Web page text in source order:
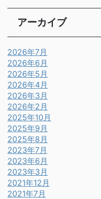
アーカイブ
2026年7月
2026年6月
2026年5月
2026年4月
2026年3月
2026年2月
2025年10月
2025年9月
2025年8月
2023年7月
2023年6月
2023年3月
2021年12月
2021年7月